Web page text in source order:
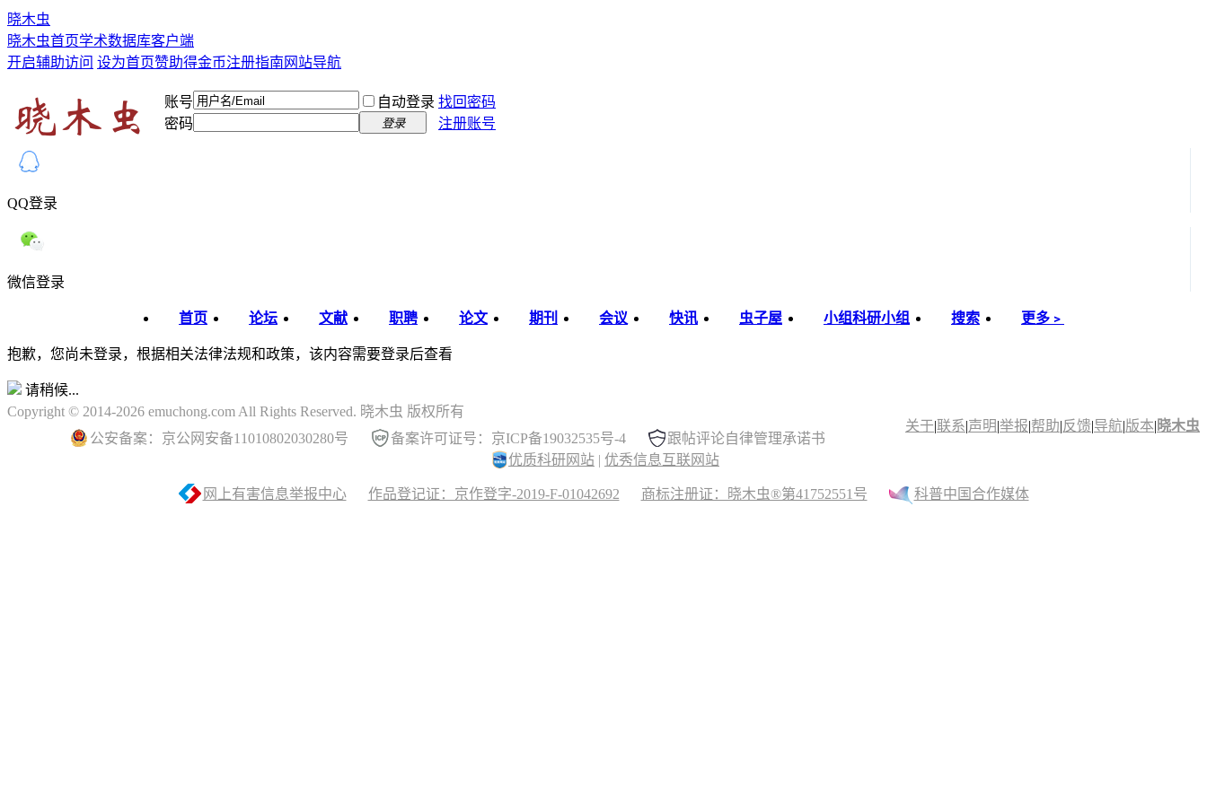
晓木虫
晓木虫首页学术数据库客户端
开启辅助访问 设为首页赞助得金币注册指南 网站导航
账号 自动登录 找回密码
密码
登录 注册账号
QQ登录
微信登录
首页 论坛 文献 职聘 论文 期刊 会议 快讯 虫子屋 小组科研小组 搜索 更多﹥
抱歉，您尚未登录，根据相关法律法规和政策，该内容需要登录后查看
请稍候...
关于|联系|声明|举报|帮助|反馈|导航|版本| 晓木虫
Copyright © 2014-2026 emuchong.com All Rights Reserved. 晓木虫 版权所有
公安备案：京公网安备11010802030280号
备案许可证号：京ICP备19032535号-4
跟帖评论自律管理承诺书
优质科研网站 | 优秀信息互联网站
网上有害信息举报中心 作品登记证：京作登字-2019-F-01042692 商标注册证：晓木虫®第41752551号 科普中国合作媒体